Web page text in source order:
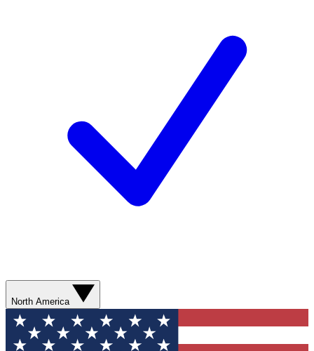
North America